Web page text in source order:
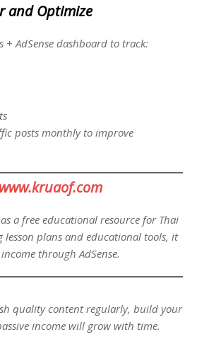
and Optimize
+ AdSense dashboard to track:
posts monthly to improve
www.kruaof.com
a free educational resource for Thai
lesson plans and educational tools, it
through AdSense.
quality content regularly, build your
income will grow with time.